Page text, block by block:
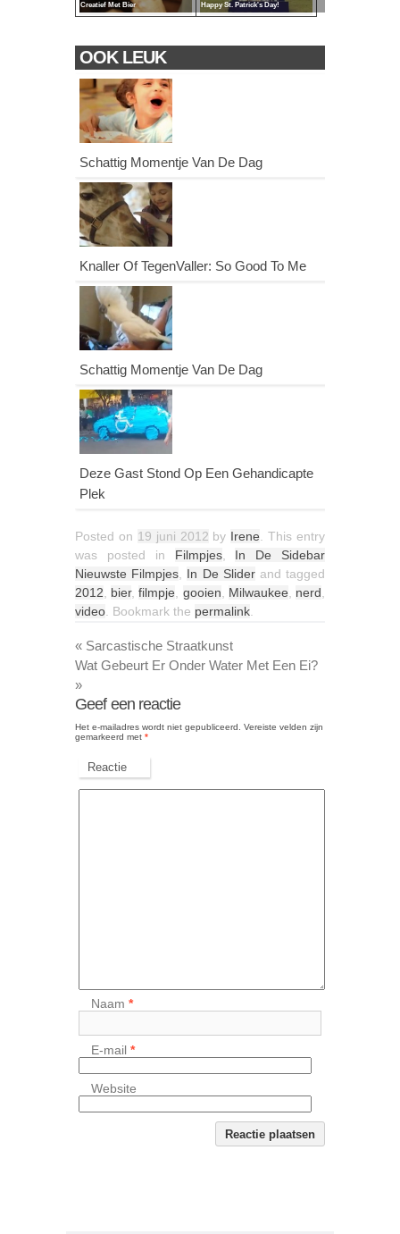
Creatief Met Bier Happy St. Patrick's Day!
OOK LEUK
Schattig Momentje Van De Dag
Knaller Of TegenValler: So Good To Me
Schattig Momentje Van De Dag
Deze Gast Stond Op Een Gehandicapte
Plek
Posted on 19 juni 2012 by Irene . This entry
was posted in Filmpjes, In De Sidebar
Nieuwste Filmpjes
In De Sliderand tagged
2012
bier,filmpje gooien Milwaukee nerd
video . Bookmark the permalink
« Sarcastische Straatkunst
Wat Gebeurt Er Onder Water Met Een Ei?
»
Geef een reactie
Het e-mailadres wordt niet gepubliceerd.
Vereiste velden zijn
gemarkeerd met *
Reactie
Naam*
E-mail*
Website